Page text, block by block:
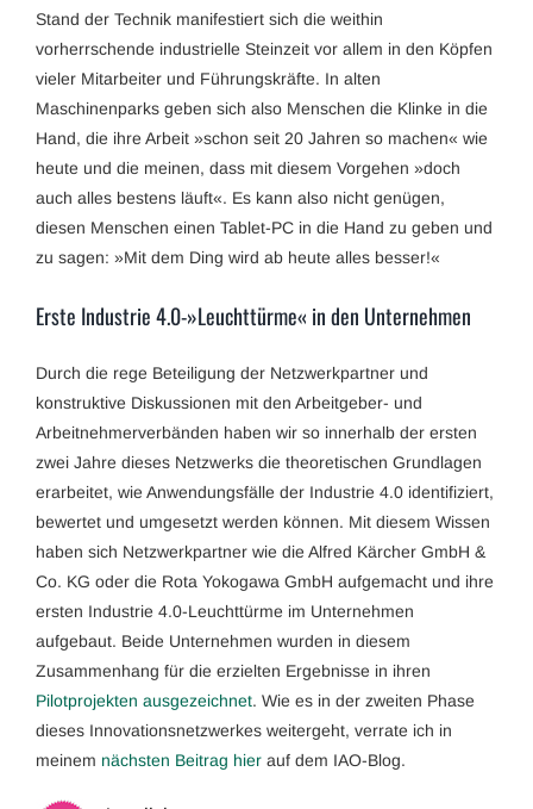
Stand der Technik manifestiert sich die weithin
vorherrschende industrielle Steinzeit vor allem in den Köpfen
vieler Mitarbeiter und Führungskräfte. In alten
Maschinenparks geben sich also Menschen die Klinke in die
Hand, die ihre Arbeit »schon seit 20 Jahren so machen« wie
heute und die meinen, dass mit diesem Vorgehen »doch
auch alles bestens läuft«. Es kann also nicht genügen,
diesen Menschen einen Tablet-PC in die Hand zu geben und
zu sagen: »Mit dem Ding wird ab heute alles besser!«
Erste Industrie 4.0-»Leuchttürme« in den Unternehmen
Durch die rege Beteiligung der Netzwerkpartner und
konstruktive Diskussionen mit den Arbeitgeber- und
Arbeitnehmerverbänden haben wir so innerhalb der ersten
zwei Jahre dieses Netzwerks die theoretischen Grundlagen
erarbeitet, wie Anwendungsfälle der Industrie 4.0 identifiziert,
bewertet und umgesetzt werden können. Mit diesem Wissen
haben sich Netzwerkpartner wie die Alfred Kärcher GmbH &
Co. KG oder die Rota Yokogawa GmbH aufgemacht und ihre
ersten Industrie 4.0-Leuchttürme im Unternehmen
aufgebaut. Beide Unternehmen wurden in diesem
Zusammenhang für die erzielten Ergebnisse in ihren
Pilotprojekten ausgezeichnet. Wie es in der zweiten Phase
dieses Innovationsnetzwerkes weitergeht, verrate ich in
meinem nächsten Beitrag hier auf dem IAO-Blog.